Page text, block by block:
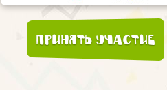
Принять участие